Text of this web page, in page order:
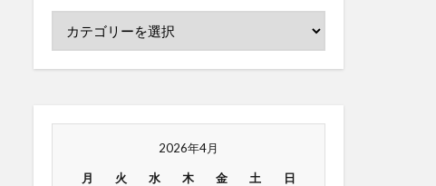
2026年4月
月 火 水 木 金 土 日